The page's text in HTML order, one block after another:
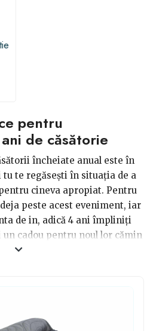
pentru
de căsătorie
încheiate anual este în
tu te regăsești în situația de a
cineva apropiat. Pentru
peste acest eveniment, iar
de in, adică 4 ani împliniți
cadou pentru noul lor cămin
exemplu, dacă mirii locuiesc
ce poate fi folosit atât pentru